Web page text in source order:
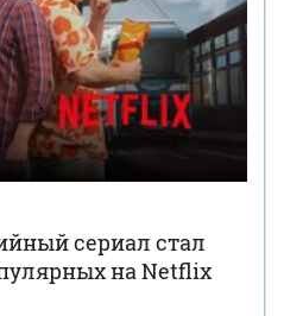
сериал стал
на Netflix